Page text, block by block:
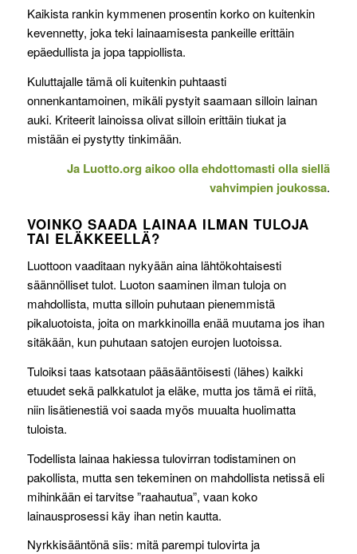
Kaikista rankin kymmenen prosentin korko on kuitenkin
kevennetty, joka teki lainaamisesta pankeille erittäin
epäedullista ja jopa tappiollista.
Kuluttajalle tämä oli kuitenkin puhtaasti
onnenkantamoinen, mikäli pystyit saamaan silloin lainan
auki. Kriteerit lainoissa olivat silloin erittäin tiukat ja
mistään ei pystytty tinkimään.
Ja Luotto.org aikoo olla ehdottomasti olla siellä
vahvimpien joukossa.
VOINKO SAADA LAINAA ILMAN TULOJA
TAI ELÄKKEELLÄ?
Luottoon vaaditaan nykyään aina lähtökohtaisesti
säännölliset tulot. Luoton saaminen ilman tuloja on
mahdollista, mutta silloin puhutaan pienemmistä
pikaluotoista, joita on markkinoilla enää muutama jos ihan
sitäkään, kun puhutaan satojen eurojen luotoissa.
Tuloiksi taas katsotaan pääsääntöisesti (lähes) kaikki
etuudet sekä palkkatulot ja eläke, mutta jos tämä ei riitä,
niin lisätienestiä voi saada myös muualta huolimatta
tuloista.
Todellista lainaa hakiessa tulovirran todistaminen on
pakollista, mutta sen tekeminen on mahdollista netissä eli
mihinkään ei tarvitse ”raahautua”, vaan koko
lainausprosessi käy ihan netin kautta.
Nyrkkisääntönä siis: mitä parempi tulovirta ja